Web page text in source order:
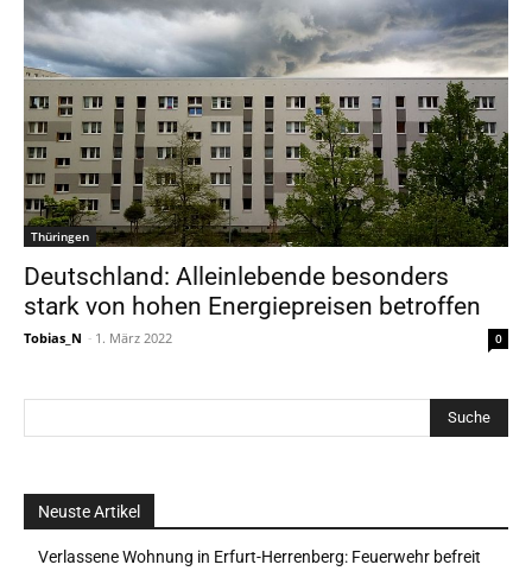
Thüringen
Deutschland: Alleinlebende besonders
stark von hohen Energiepreisen betroffen
Tobias_N - 1. März 2022 0
Neuste Artikel
Verlassene Wohnung in Erfurt-Herrenberg: Feuerwehr befreit